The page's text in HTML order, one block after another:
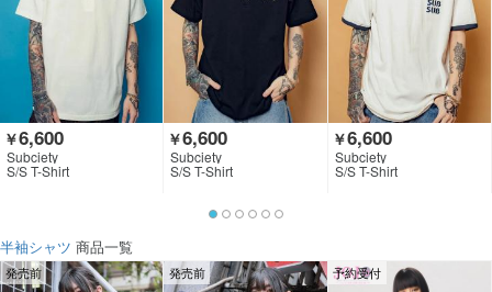
￥6,600
Subciety
S/S T-Shirt
￥6,600
Subciety
S/S T-Shirt
￥6,600
Subciety
S/S T-Shirt
半袖シャツ 商品一覧
発売前 発売前 予約受付